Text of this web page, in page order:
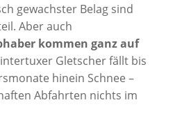
gewachster Belag sind
Aber auch
kommen ganz auf
Gletscher fällt bis
hinein Schnee –
Abfahrten nichts im